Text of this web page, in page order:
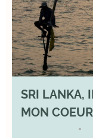
SRI LANKA,
MON
•